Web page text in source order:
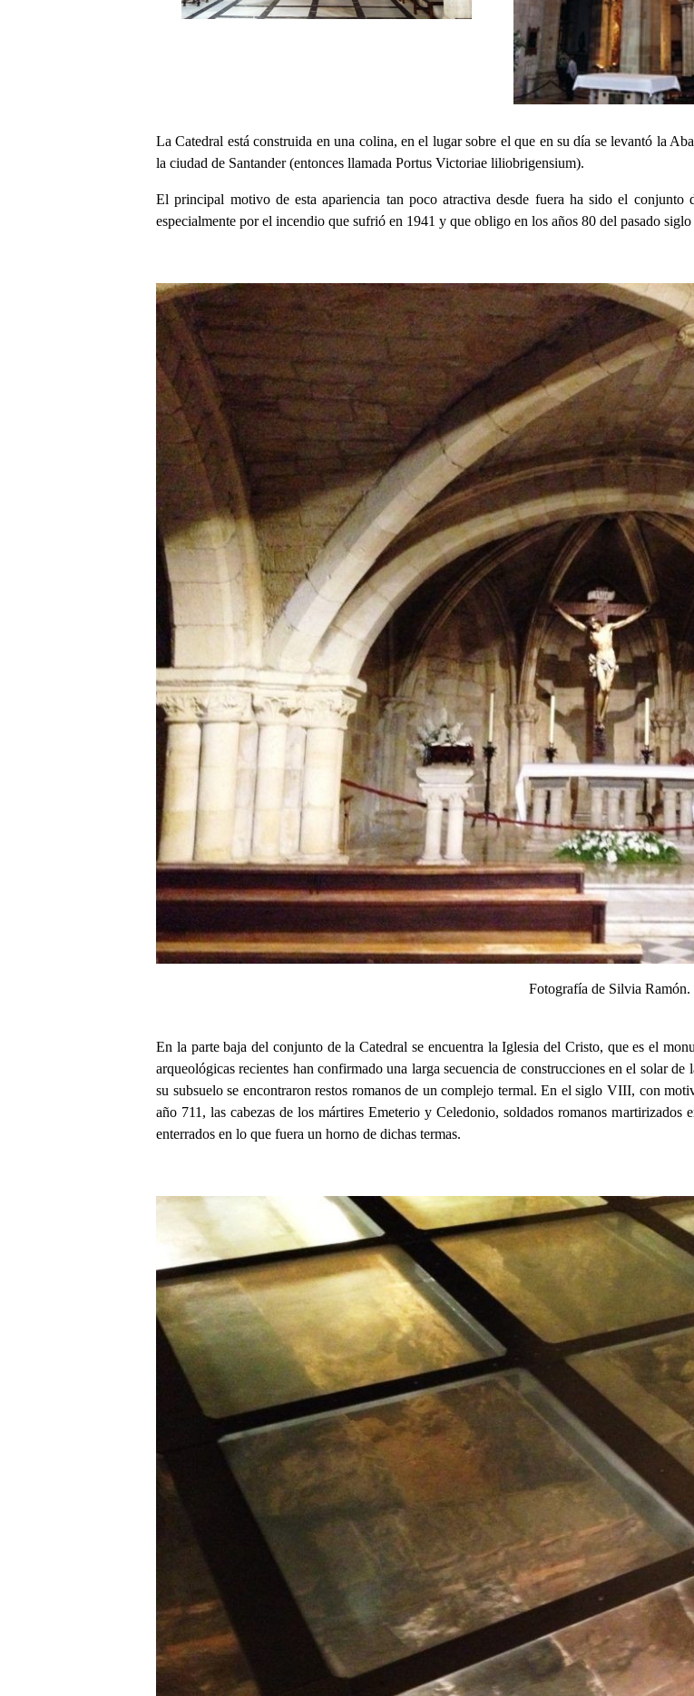
La Catedral está construida en una colina, en el lugar sobre el que en su día se levantó la
la ciudad de Santander (entonces llamada Portus Victoriae liliobrigensium).
El principal motivo de esta apariencia tan poco atractiva desde fuera ha sido el conjunto
especialmente por el incendio que sufrió en 1941 y que obligo en los años 80 del pasado
Fotografía de Silvia Ramón.
En la parte baja del conjunto de la Catedral se encuentra la Iglesia del Cristo, que es el
arqueológicas recientes han confirmado una larga secuencia de construcciones en el solar
su subsuelo se encontraron restos romanos de un complejo termal. En el siglo VIII, con
año 711, las cabezas de los mártires Emeterio y Celedonio, soldados romanos martirizados
enterrados en lo que fuera un horno de dichas termas.